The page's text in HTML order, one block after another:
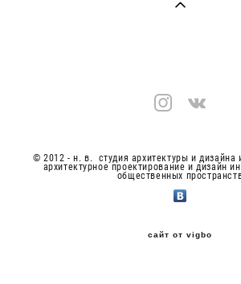
© 2012 - н. в. студия архитектуры и дизайна
архитектурное проектирование и дизайн
общественных
сайт от vigbo